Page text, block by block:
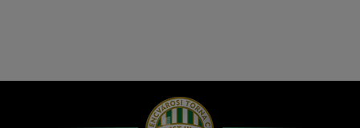
Hírek